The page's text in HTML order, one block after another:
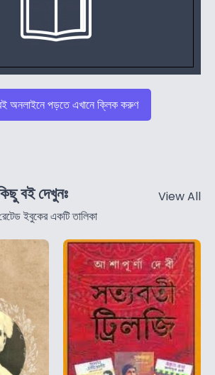
অনলাইনে পড়তে এখানে ক্লিক করুণ
বই দেখুনঃ
ইবুকের একটি তালিকা
View All